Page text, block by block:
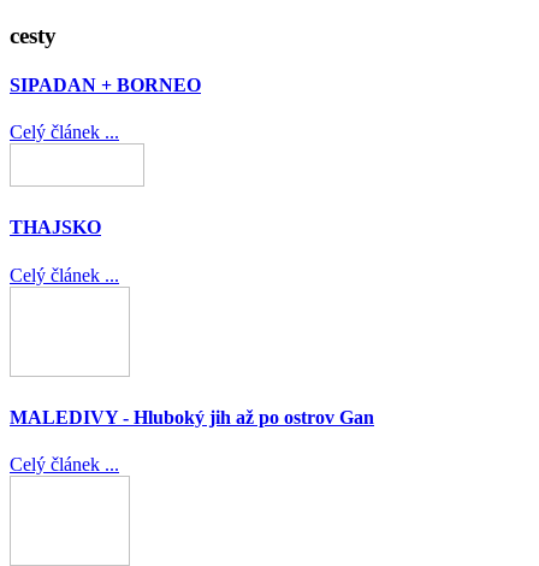
cesty
SIPADAN + BORNEO
Celý článek ...
THAJSKO
Celý článek ...
MALEDIVY - Hluboký jih až po ostrov Gan
Celý článek ...